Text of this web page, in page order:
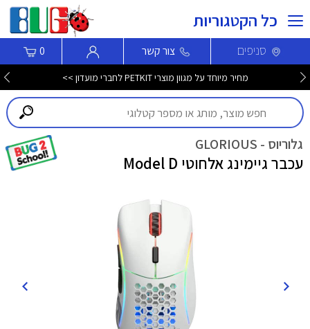
כל הקטגוריות
סניפים צור קשר 0
מחיר מיוחד על מגוון מוצרי PETKIT לחברי מועדון >>
גלוריוס - GLORIOUS
עכבר גיימינג אלחוטי Model D